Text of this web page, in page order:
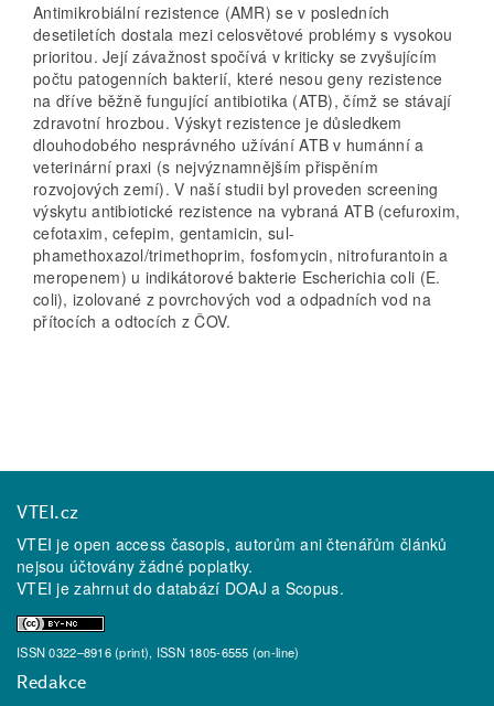
Antimikrobiální rezistence (AMR) se v posledních
desetiletích dostala mezi celosvětové problémy s vysokou
prioritou. Její závažnost spočívá v kriticky se zvyšujícím
počtu patogenních bakterií, které nesou geny rezistence
na dříve běžně fungující antibiotika (ATB), čímž se stávají
zdravotní hrozbou. Výskyt rezistence je důsledkem
dlouhodobého nesprávného užívání ATB v humánní a
veterinární praxi (s nejvýznamnějším přispěním
rozvojových zemí). V naší studii byl proveden screening
výskytu antibiotické rezistence na vybraná ATB (cefuroxim,
cefotaxim, cefepim, gentamicin, sul-
phamethoxazol/trimethoprim, fosfomycin, nitrofurantoin a
meropenem) u indikátorové bakterie Escherichia coli (E.
coli), izolované z povrchových vod a odpadních vod na
přítocích a odtocích z ČOV.
VTEI.cz
VTEI je open access časopis, autorům ani čtenářům článků
nejsou účtovány žádné poplatky.
VTEI je zahrnut do databází DOAJ a Scopus.
ISSN 0322–8916 (print), ISSN 1805-6555 (on-line)
Redakce